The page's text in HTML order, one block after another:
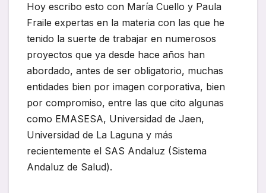
Hoy escribo esto con María Cuello y Paula
Fraile expertas en la materia con las que he
tenido la suerte de trabajar en numerosos
proyectos que ya desde hace años han
abordado, antes de ser obligatorio, muchas
entidades bien por imagen corporativa, bien
por compromiso, entre las que cito algunas
como EMASESA, Universidad de Jaen,
Universidad de La Laguna y más
recientemente el SAS Andaluz (Sistema
Andaluz de Salud).